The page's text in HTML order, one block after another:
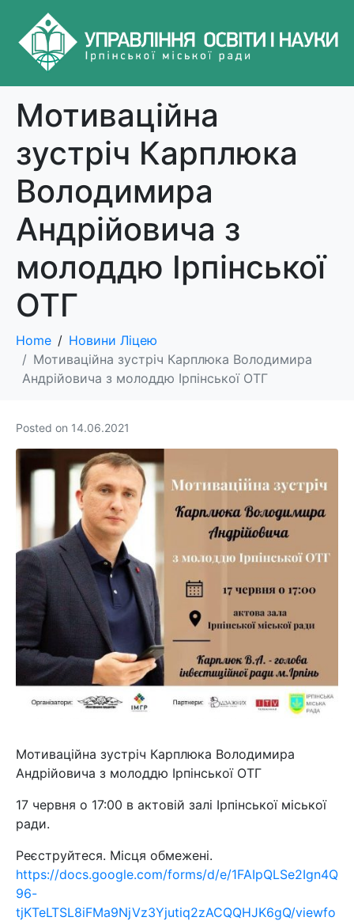
Мотиваційна
зустріч Карплюка
Володимира
Андрійовича з
молоддю Ірпінської
ОТГ
Home
Новини Ліцею
Мотиваційна зустріч Карплюка Володимира
Андрійовича з молоддю Ірпінської ОТГ
Posted on 14.06.2021
Мотиваційна зустріч Карплюка Володимира
Андрійовича з молоддю Ірпінської ОТГ
17 червня о 17:00 в актовій залі Ірпінської міської
ради.
Реєструйтеся. Місця обмежені.
https://docs.google.com/forms/d/e/1FAIpQLSe2Ign4Q
96-
tjKTeLTSL8iFMa9NjVz3Yjutiq2zACQQHJK6gQ/viewfo